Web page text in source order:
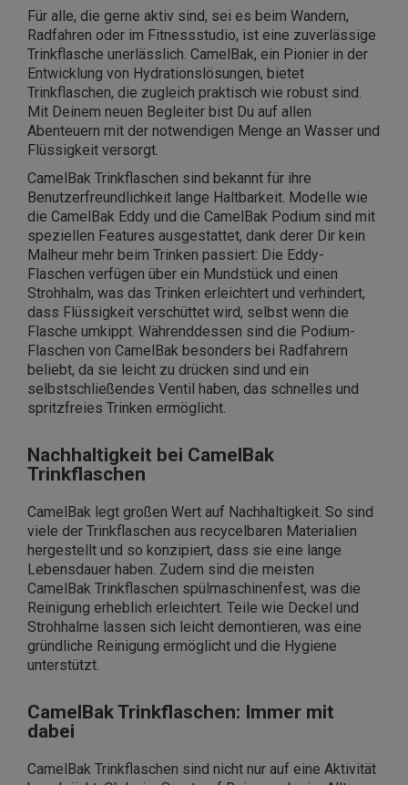
Für alle, die gerne aktiv sind, sei es beim Wandern,
Radfahren oder im Fitnessstudio, ist eine zuverlässige
Trinkflasche unerlässlich. CamelBak, ein Pionier in der
Entwicklung von Hydrationslösungen, bietet
Trinkflaschen, die zugleich praktisch wie robust sind.
Mit Deinem neuen Begleiter bist Du auf allen
Abenteuern mit der notwendigen Menge an Wasser und
Flüssigkeit versorgt.
CamelBak Trinkflaschen sind bekannt für ihre
Benutzerfreundlichkeit lange Haltbarkeit. Modelle wie
die CamelBak Eddy und die CamelBak Podium sind mit
speziellen Features ausgestattet, dank derer Dir kein
Malheur mehr beim Trinken passiert: Die Eddy-
Flaschen verfügen über ein Mundstück und einen
Strohhalm, was das Trinken erleichtert und verhindert,
dass Flüssigkeit verschüttet wird, selbst wenn die
Flasche umkippt. Währenddessen sind die Podium-
Flaschen von CamelBak besonders bei Radfahrern
beliebt, da sie leicht zu drücken sind und ein
selbstschließendes Ventil haben, das schnelles und
spritzfreies Trinken ermöglicht.
Nachhaltigkeit bei CamelBak
Trinkflaschen
CamelBak legt großen Wert auf Nachhaltigkeit. So sind
viele der Trinkflaschen aus recycelbaren Materialien
hergestellt und so konzipiert, dass sie eine lange
Lebensdauer haben. Zudem sind die meisten
CamelBak Trinkflaschen spülmaschinenfest, was die
Reinigung erheblich erleichtert. Teile wie Deckel und
Strohhalme lassen sich leicht demontieren, was eine
gründliche Reinigung ermöglicht und die Hygiene
unterstützt.
CamelBak Trinkflaschen: Immer mit
dabei
CamelBak Trinkflaschen sind nicht nur auf eine Aktivität